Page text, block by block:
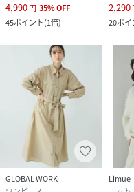
4,990円 35%OFF
45ポイント(1倍)
2,290
20ポイ
GLOBAL WORK
Limue